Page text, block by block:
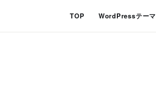
TOP WordPressテーマ